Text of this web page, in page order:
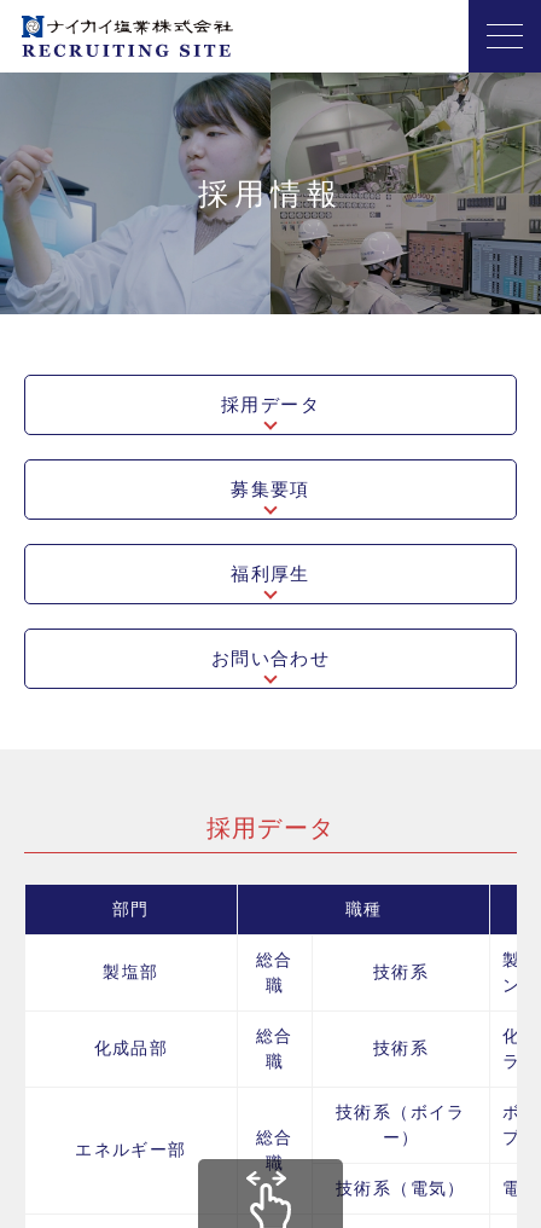
採用情報
採用データ
募集要項
福利厚生
お問い合わせ
採用データ
部門 職種
製塩部
総合
職
技術系
製
ン
化成品部
総合
職
技術系
化
ラ
エネルギー部
総合
職
技術系（ボイラ
ー）
ボ
プ
技術系（電気） 電